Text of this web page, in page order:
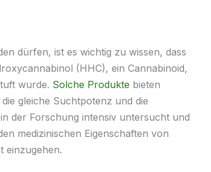
dürfen, ist es wichtig zu wissen, dass
(HHC), ein Cannabinoid,
wurde. Solche Produkte bieten
gleiche Suchtpotenz und die
der Forschung intensiv untersucht und
medizinischen Eigenschaften von
einzugehen.